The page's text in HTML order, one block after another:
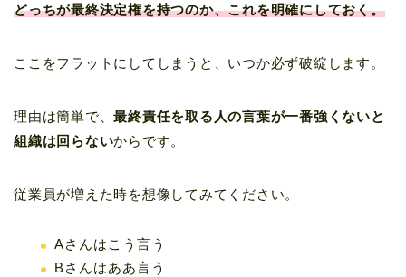
どっちが最終決定権を持つのか、これを明確にしておく。
ここをフラットにしてしまうと、いつか必ず破綻します。
理由は簡単で、最終責任を取る人の言葉が一番強くないと
組織は回らないからです。
従業員が増えた時を想像してみてください。
Aさんはこう言う
Bさんはああ言う